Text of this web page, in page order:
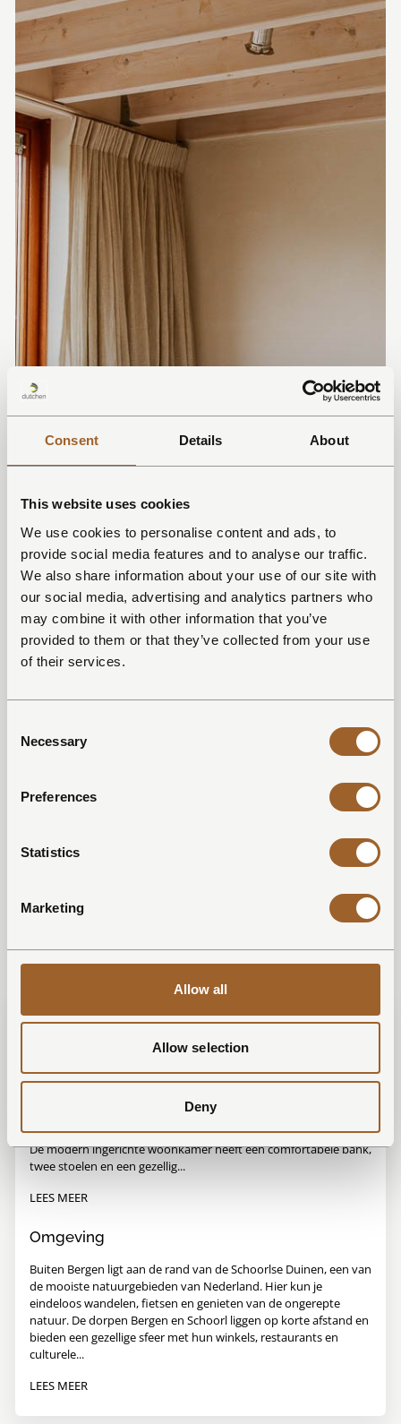
Consent Details About
This website uses cookies
We use cookies to personalise content and ads, to
provide social media features and to analyse our traffic.
We also share information about your use of our site with
our social media, advertising and analytics partners who
may combine it with other information that you’ve
provided to them or that they’ve collected from your use
of their services.
Selection
Necessary
Preferences
Statistics
Marketing
Allow all
Allow selection
Deny
Buiten Bergen 70
mooie plek aan de rand van het vakantiepark. Vanuit het
openslaande deuren
zonnezeil
De modern ingerichte woonkamer heeft een comfortabele bank,
twee stoelen en een gezellig...
LEES MEER
Omgeving
Buiten Bergen ligt aan de rand van de Schoorlse Duinen, een van
de mooiste natuurgebieden van Nederland. Hier kun je
eindeloos wandelen, fietsen en genieten van de ongerepte
natuur. De dorpen Bergen en Schoorl liggen op korte afstand en
bieden een gezellige sfeer met hun winkels, restaurants en
culturele...
LEES MEER